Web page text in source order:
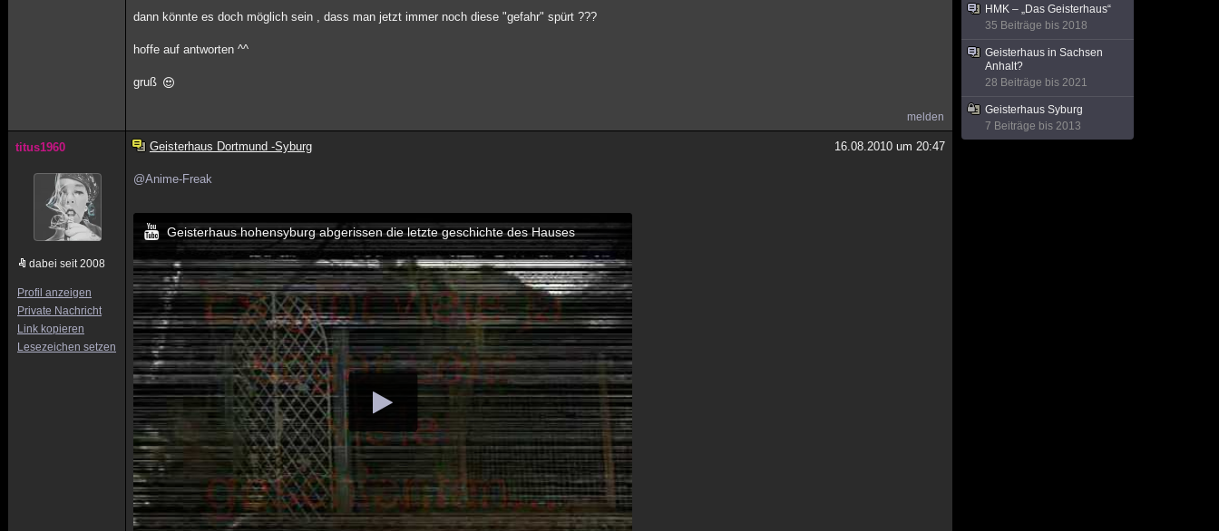
dann könnte es doch möglich sein , dass man jetzt immer noch diese "gefahr" spürt ???
hoffe auf antworten ^^
gruß
melden
titus1960
dabei seit 2008
Profil anzeigen
Private Nachricht
Link kopieren
Lesezeichen setzen
Geisterhaus Dortmund -Syburg 16.08.2010 um 20:47
@Anime-Freak
Geisterhaus hohensyburg abgerissen die letzte geschichte des Hauses
HMK – „Das Geisterhaus“
35 Beiträge bis 2018
Geisterhaus in Sachsen
Anhalt?
28 Beiträge bis 2021
Geisterhaus Syburg
7 Beiträge bis 2013